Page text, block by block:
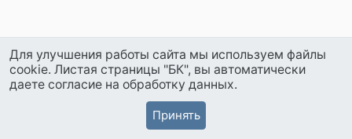
Для улучшения работы сайта мы используем файлы
cookie. Листая страницы "БК", вы автоматически
даете согласие на обработку данных.
Принять